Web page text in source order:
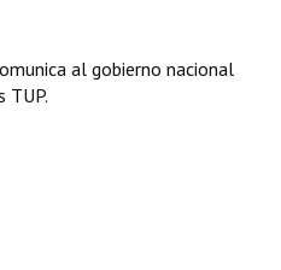
al gobierno nacional
TUP.